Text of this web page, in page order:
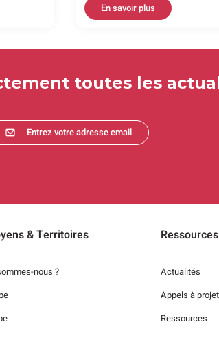
En savoir plus
toutes les
Entrez votre adresse email
& Territoires
nous ?
Ressources
Actualités
Appels à projet
Ressources